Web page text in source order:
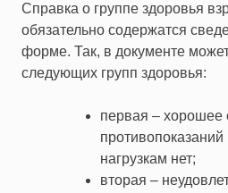
Справка о группе здоровья
обязательно содержатся
форме. Так, в документе
следующих групп здоровья:
первая – хорошее
нагрузкам нет;
вторая –